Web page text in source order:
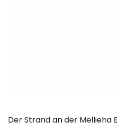
Der Strand an der Mellieha